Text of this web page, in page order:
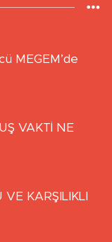
MEGEM’de
VAKTİ NE
VE KARŞILIKLI